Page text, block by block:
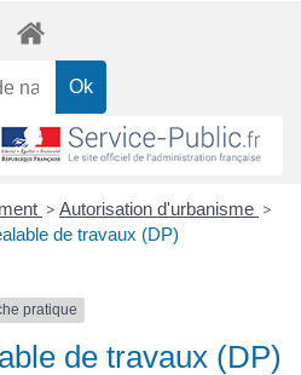
> Autorisation d'urbanisme >
de travaux (DP)
pratique
de travaux (DP)